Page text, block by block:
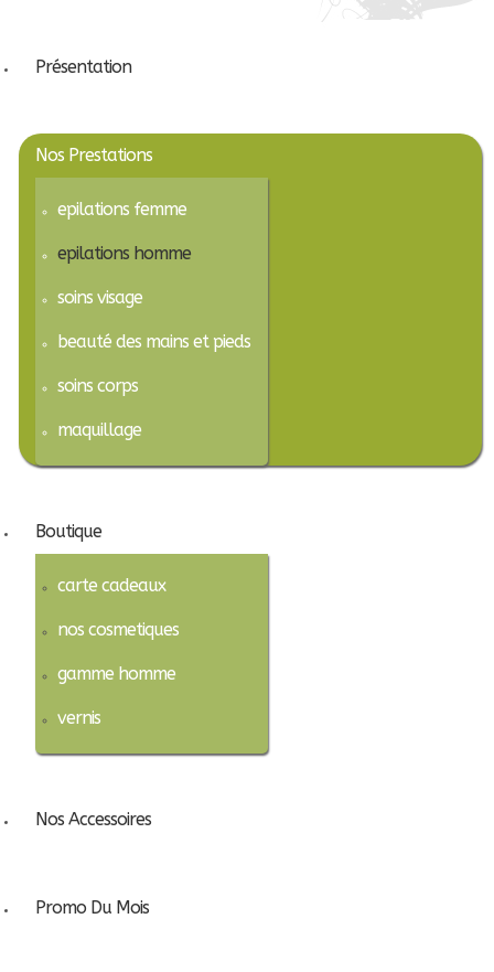
Présentation
Nos Prestations
epilations femme
epilations homme
soins visage
beauté des mains et pieds
soins corps
maquillage
Boutique
carte cadeaux
nos cosmetiques
gamme homme
vernis
Nos Accessoires
Promo Du Mois